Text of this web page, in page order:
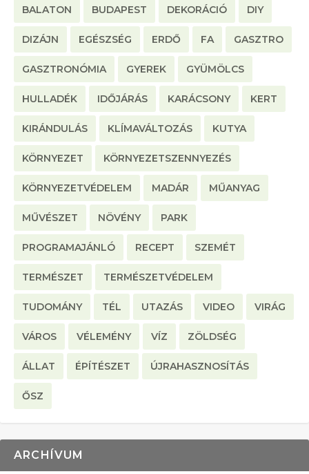
BALATON BUDAPEST DEKORÁCIÓ DIY
DIZÁJN EGÉSZSÉG ERDŐ FA GASZTRO
GASZTRONÓMIA GYEREK GYÜMÖLCS
HULLADÉK IDŐJÁRÁS KARÁCSONY KERT
KIRÁNDULÁS KLÍMAVÁLTOZÁS KUTYA
KÖRNYEZET KÖRNYEZETSZENNYEZÉS
KÖRNYEZETVÉDELEM MADÁR MŰANYAG
MŰVÉSZET NÖVÉNY PARK
PROGRAMAJÁNLÓ RECEPT SZEMÉT
TERMÉSZET TERMÉSZETVÉDELEM
TUDOMÁNY TÉL UTAZÁS VIDEO VIRÁG
VÁROS VÉLEMÉNY VÍZ ZÖLDSÉG
ÁLLAT ÉPÍTÉSZET ÚJRAHASZNOSÍTÁS
ŐSZ
ARCHÍVUM